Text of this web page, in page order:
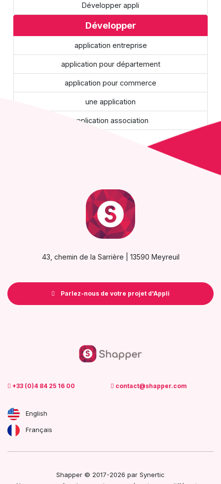
Développer appli
Développer
application entreprise
application pour département
application pour commerce
une application
application association
43, chemin de la Sarrière | 13590 Meyreuil
Parlez-nous de votre projet d'Appli
+33 (0)4 84 25 16 00 contact@shapper.com
English
Français
Shapper © 2017-2026 par Synertic